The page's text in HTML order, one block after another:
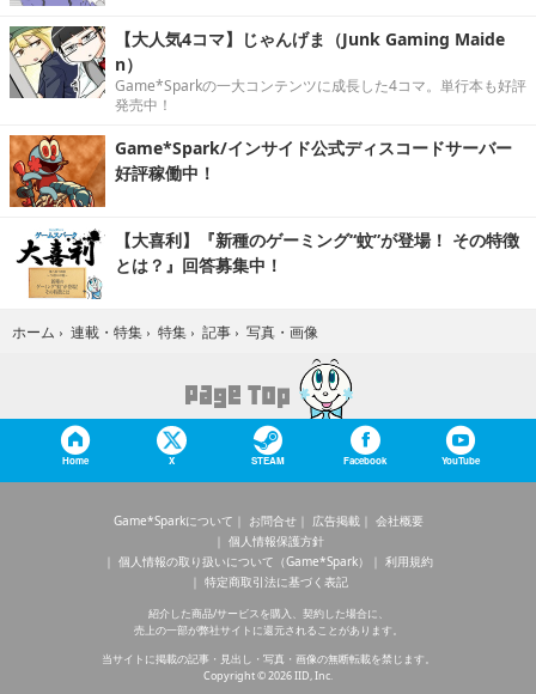
【大人気4コマ】じゃんげま（Junk Gaming Maide
n）
Game*Sparkの一大コンテンツに成長した4コマ。単行本も好評
発売中！
Game*Spark/インサイド公式ディスコードサーバー
好評稼働中！
【大喜利】『新種のゲーミング“蚊”が登場！ その特徴
とは？』回答募集中！
ホーム › 連載・特集 › 特集 › 記事 › 写真・画像
Home X STEAM Facebook YouTube
Game*Sparkについて お問合せ 広告掲載
会社概要
個人情報保護方針
個人情報の取り扱いについて（Game*Spark）
利用規約
特定商取引法に基づく表記
紹介した商品/サービスを購入、契約した場合に、
売上の一部が弊社サイトに還元されることがあります。
当サイトに掲載の記事・見出し・写真・画像の無断転載を禁じます。
Copyright © 2026 IID, Inc.